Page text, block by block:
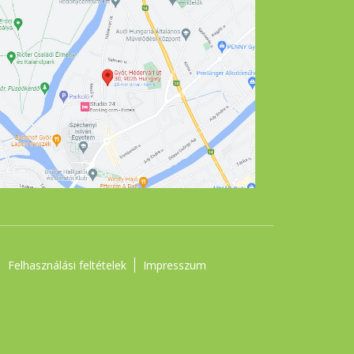
Felhasználási feltételek Impresszum